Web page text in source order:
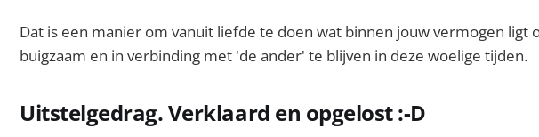
Dat is een manier om vanuit liefde te doen wat binnen jouw vermogen ligt
buigzaam en in verbinding met 'de ander' te blijven in deze woelige tijden.
Uitstelgedrag. Verklaard en opgelost :-D